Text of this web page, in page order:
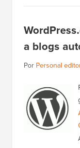
a blogs
Por Personal